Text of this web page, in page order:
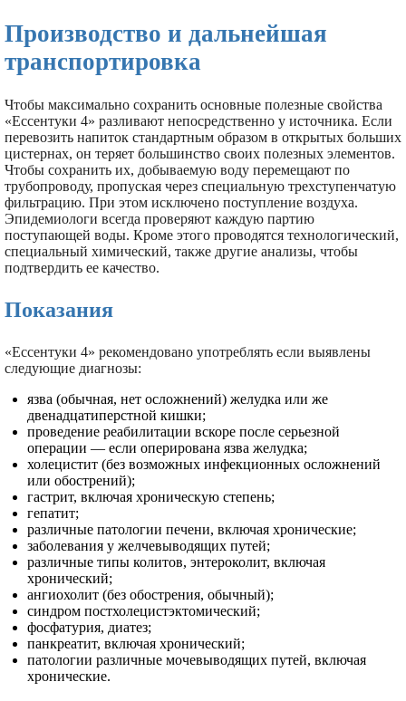
Производство и дальнейшая
транспортировка
Чтобы максимально сохранить основные полезные свойства
«Ессентуки 4» разливают непосредственно у источника. Если
перевозить напиток стандартным образом в открытых больших
цистернах, он теряет большинство своих полезных элементов.
Чтобы сохранить их, добываемую воду перемещают по
трубопроводу, пропуская через специальную трехступенчатую
фильтрацию. При этом исключено поступление воздуха.
Эпидемиологи всегда проверяют каждую партию
поступающей воды. Кроме этого проводятся технологический,
специальный химический, также другие анализы, чтобы
подтвердить ее качество.
Показания
«Ессентуки 4» рекомендовано употреблять если выявлены
следующие диагнозы:
язва (обычная, нет осложнений) желудка или же
двенадцатиперстной кишки;
проведение реабилитации вскоре после серьезной
операции — если оперирована язва желудка;
холецистит (без возможных инфекционных осложнений
или обострений);
гастрит, включая хроническую степень;
гепатит;
различные патологии печени, включая хронические;
заболевания у желчевыводящих путей;
различные типы колитов, энтероколит, включая
хронический;
ангиохолит (без обострения, обычный);
синдром постхолецистэктомический;
фосфатурия, диатез;
панкреатит, включая хронический;
патологии различные мочевыводящих путей, включая
хронические.